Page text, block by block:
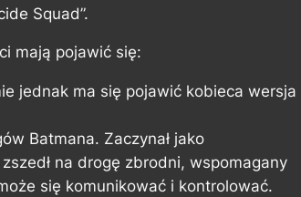
Squad”.
mają pojawić się:
jednak ma się pojawić kobieca wersja
Batmana. Zaczynał jako
na drogę zbrodni, wspomagany
się komunikować i kontrolować.